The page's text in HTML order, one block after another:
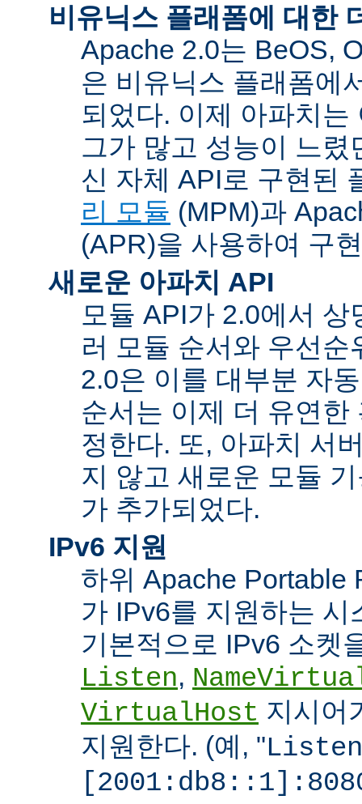
비유닉스 플래폼에 대한
Apache 2.0는 BeOS,
은 비유닉스 플래폼에
되었다. 이제 아파치
그가 많고 성능이 느
신 자체 API로 구현된
리 모듈 (MPM)과
(APR)을 사용하여 구
새로운 아파치 API
모듈 API가 2.0에서
러 모듈 순서와 우선
2.0은 이를 대부분 자
순서는 이제 더 유연한
정한다. 또, 아파치 서
지 않고 새로운 모듈
가 추가되었다.
IPv6 지원
하위 Apache Portable
가 IPv6를 지원하는 시
기본적으로 IPv6 소켓
Listen,
VirtualHost 지시어
지원한다. (예, "Listen